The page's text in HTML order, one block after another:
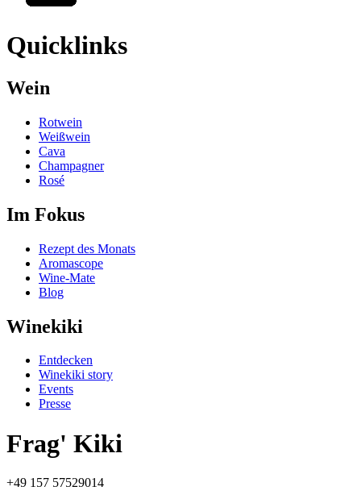
Quicklinks
Wein
Rotwein
Weißwein
Cava
Champagner
Rosé
Im Fokus
Rezept des Monats
Aromascope
Wine-Mate
Blog
Winekiki
Entdecken
Winekiki story
Events
Presse
Frag' Kiki
+49 157 57529014